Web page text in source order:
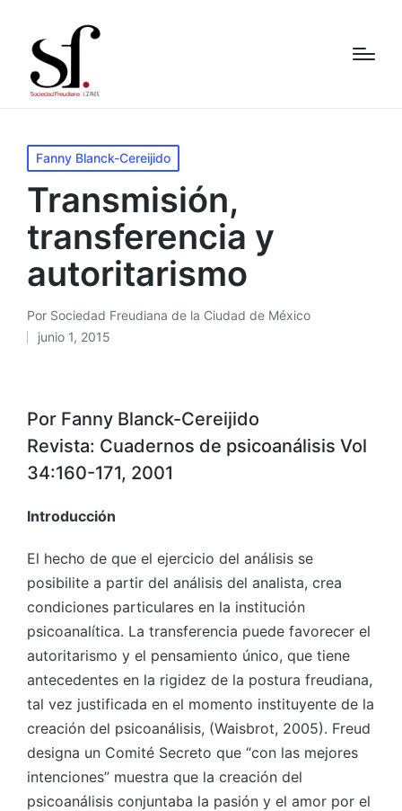
Publicado
en
Fanny Blanck-Cereijido
Transmisión,
transferencia y
autoritarismo
Publicado
por
Por Sociedad Freudiana de la Ciudad de México
junio 1, 2015
Por Fanny Blanck-Cereijido
Revista: Cuadernos de psicoanálisis Vol
34:160-171, 2001
Introducción
El hecho de que el ejercicio del análisis se
posibilite a partir del análisis del analista, crea
condiciones particulares en la institución
psicoanalítica. La transferencia puede favorecer el
autoritarismo y el pensamiento único, que tiene
antecedentes en la rigidez de la postura freudiana,
tal vez justificada en el momento instituyente de la
creación del psicoanálisis, (Waisbrot, 2005). Freud
designa un Comité Secreto que “con las mejores
intenciones” muestra que la creación del
psicoanálisis conjuntaba la pasión y el amor por el